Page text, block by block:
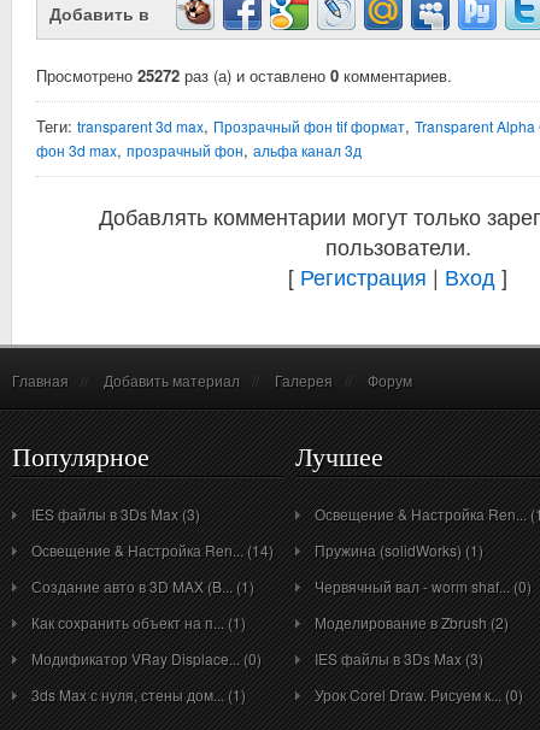
Добавить в
Просмотрено 25272 раз (а) и оставлено 0 комментариев.
Теги: transparent 3d max, Прозрачный фон tif формат, Transparent
фон 3d max, прозрачный фон, альфа канал 3д
Добавлять комментарии могут только
пользователи.
[ Регистрация | Вход ]
Главная Добавить материал Галерея Форум
Популярное
IES файлы в 3Ds Max (3)
Освещение & Настройка Ren... (14)
Создание авто в 3D MAX (B... (1)
Как сохранить объект на п... (1)
Модификатор VRay Displace... (0)
3ds Max с нуля, стены дом... (1)
Лучшее
Освещение & Настройка Ren...
Пружина (solidWorks) (1)
Червячный вал - worm shaf... (0)
Моделирование в Zbrush (2)
IES файлы в 3Ds Max (3)
Урок Corel Draw. Рисуем к... (0)